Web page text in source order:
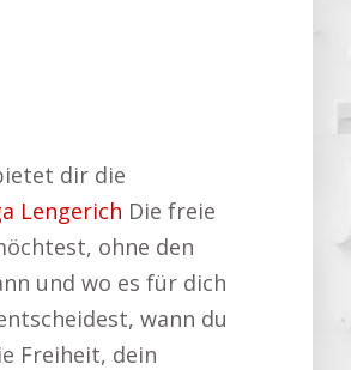
dir die
Lengerich Die freie
ohne den
und wo es für dich
wann du
Freiheit, dein